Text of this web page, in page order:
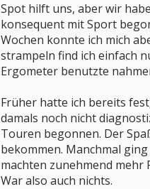
Spot hilft uns, aber wir
konsequent mit Sport
Wochen konnte ich mich
strampeln find ich einfach
Ergometer benutzte
Früher hatte ich bereits
damals noch nicht
Touren begonnen. Der
bekommen. Manchmal
machten zunehmend mehr
War also auch nichts.